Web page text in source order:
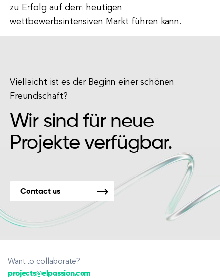
zu Erfolg auf dem heutigen
wettbewerbsintensiven Markt führen kann.
Vielleicht ist es der Beginn einer schönen
Freundschaft?
Wir sind für neue
Projekte verfügbar.
Contact us
Want to collaborate?
projects@elpassion.com